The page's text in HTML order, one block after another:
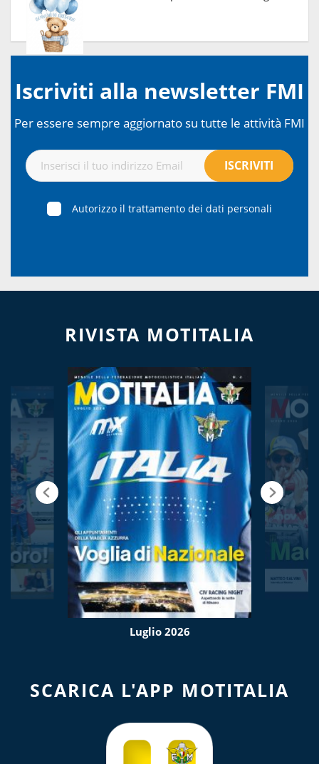
Iscriviti alla newsletter FMI
Per essere sempre aggiornato su tutte le attività FMI
Autorizzo il trattamento dei dati personali
RIVISTA MOTITALIA
Luglio 2026
SCARICA L'APP MOTITALIA